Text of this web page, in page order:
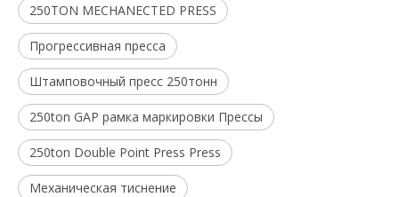
250TON MECHANECTED PRESS
Прогрессивная пресса
Штамповочный пресс 250тонн
250ton GAP рамка маркировки Прессы
250ton Double Point Press Press
Механическая тиснение